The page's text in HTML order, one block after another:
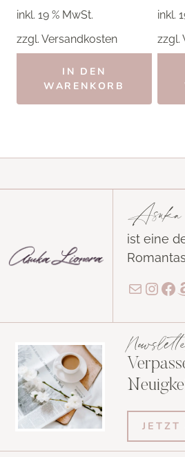
3,00 €2,40 €.
inkl. 19 % MwSt.
zzgl. Versandkosten
IN DEN
WARENKORB
inkl.
zzgl.
Asuka
ist eine
E-Mail
JETZT